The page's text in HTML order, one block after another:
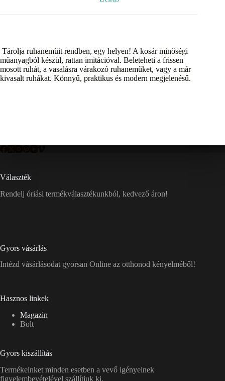
Tárolja ruhaneműit rendben, egy helyen! A kosár minőségi
műanyagból készül, rattan imitációval. Beleteheti a frissen
mosott ruhát, a vasalásra várakozó ruhaneműket, vagy a már
kivasalt ruhákat. Könnyű, praktikus és modern megjelenésű.
Választék
Rendelj óriási termékválasztékunkból, kedvező áron!
Gyors vásárlás
Intézd vásárlásodat gyorsan Online az otthonod kényelméből!
Hasznos linkek
Magazin
Bolt
Gyors kiszállítás
Termékeinket minden esetben a vevő igényeinek
figyelembevételével szállítjuk ki.